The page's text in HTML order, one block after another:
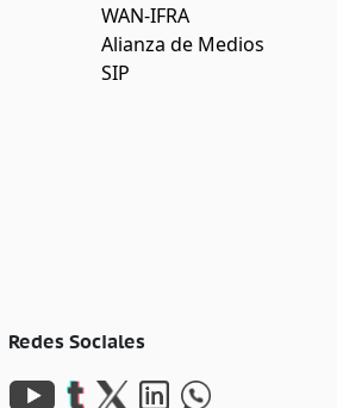
WAN-IFRA
Alianza de Medios
SIP
Redes Sociales